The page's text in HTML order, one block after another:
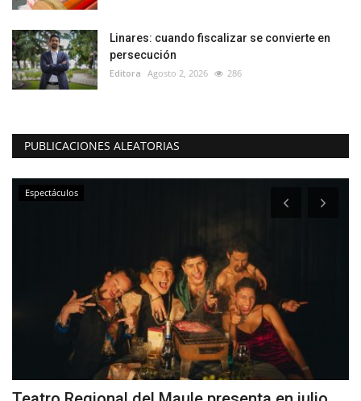
Linares: cuando fiscalizar se convierte en
persecución
Editora Agosto 2, 2026 286
PUBLICACIONES ALEATORIAS
Espectáculos